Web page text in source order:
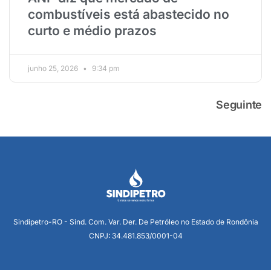
combustíveis está abastecido no
curto e médio prazos
junho 25, 2026 9:34 pm
Seguinte
Sindipetro-RO - Sind. Com. Var. Der. De Petróleo no Estado de Rondônia
CNPJ: 34.481.853/0001-04